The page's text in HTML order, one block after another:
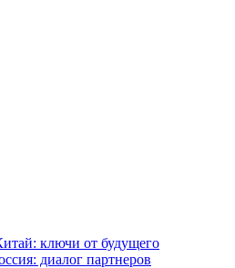
ключи от будущего
диалог партнеров